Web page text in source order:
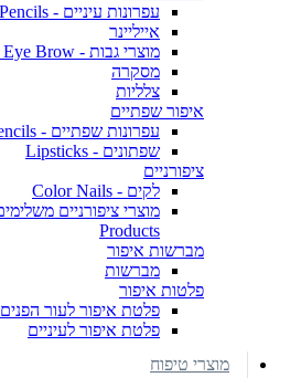
עפרונות עיניים - Eye Pencils
אייליינר
מוצרי גבות - For Eye Brow
מסקרה
צלליות
איפור שפתיים
עפרונות שפתיים - Lip Pencils
שפתונים - Lipsticks
ציפורניים
לקים - Color Nails
Products
מברשות איפור
מברשות
פלטות איפור
פלטת איפור לעור הפנים
פלטת איפור לעיניים
מוצרי טיפוח